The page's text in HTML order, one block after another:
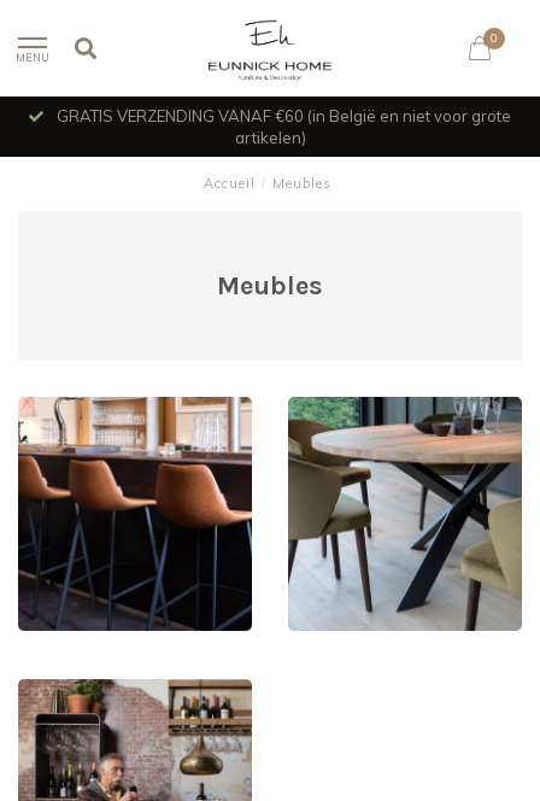
MENU
0
GRATIS VERZENDING VANAF €60 (in België en niet voor grote
artikelen)
Accueil / Meubles
Meubles